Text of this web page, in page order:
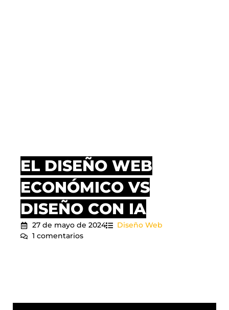
EL DISEÑO WEB
ECONÓMICO VS
DISEÑO CON IA
27 de mayo de 2024
Diseño Web
1 comentarios